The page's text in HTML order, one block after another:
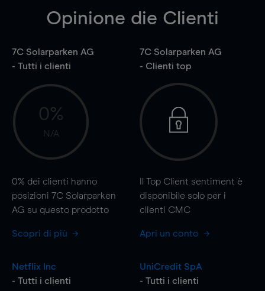
Opinione die Clienti
7C Solarparken AG
- Tutti i clienti
0%
N/A
0% dei clienti hanno
posizioni 7C Solarparken
AG su questo prodotto
Scopri di più
7C Solarparken AG
- Clienti top
Il Top Client sentiment è
disponibile solo per i
clienti CMC
Apri un conto
Netflix Inc
- Tutti i clienti
UniCredit SpA
- Tutti i clienti